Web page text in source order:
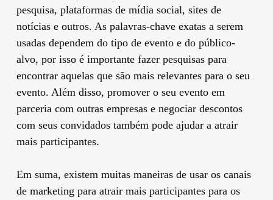
pesquisa, plataformas de mídia social, sites de
notícias e outros. As palavras-chave exatas a serem
usadas dependem do tipo de evento e do público-
alvo, por isso é importante fazer pesquisas para
encontrar aquelas que são mais relevantes para o seu
evento. Além disso, promover o seu evento em
parceria com outras empresas e negociar descontos
com seus convidados também pode ajudar a atrair
mais participantes.
Em suma, existem muitas maneiras de usar os canais
de marketing para atrair mais participantes para os